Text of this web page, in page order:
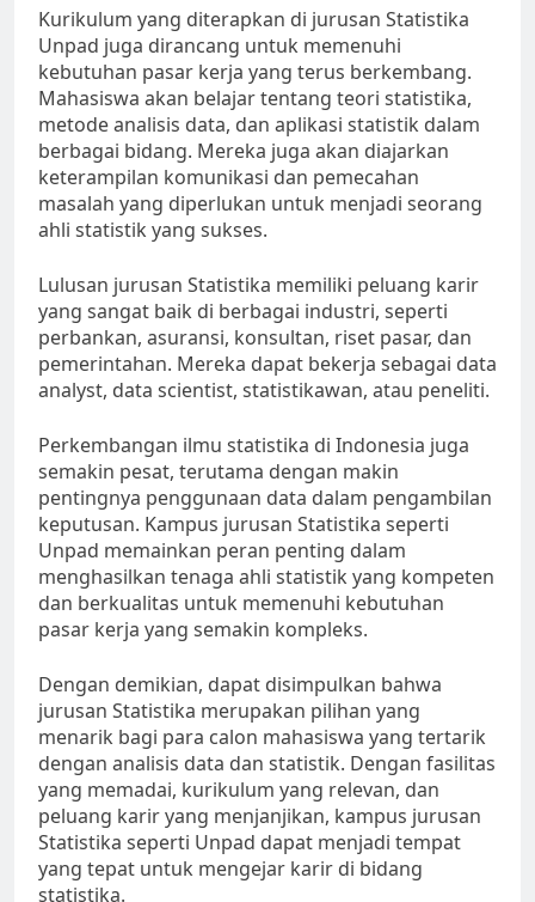
Kurikulum yang diterapkan di jurusan Statistika
Unpad juga dirancang untuk memenuhi
kebutuhan pasar kerja yang terus berkembang.
Mahasiswa akan belajar tentang teori statistika,
metode analisis data, dan aplikasi statistik dalam
berbagai bidang. Mereka juga akan diajarkan
keterampilan komunikasi dan pemecahan
masalah yang diperlukan untuk menjadi seorang
ahli statistik yang sukses.
Lulusan jurusan Statistika memiliki peluang karir
yang sangat baik di berbagai industri, seperti
perbankan, asuransi, konsultan, riset pasar, dan
pemerintahan. Mereka dapat bekerja sebagai data
analyst, data scientist, statistikawan, atau peneliti.
Perkembangan ilmu statistika di Indonesia juga
semakin pesat, terutama dengan makin
pentingnya penggunaan data dalam pengambilan
keputusan. Kampus jurusan Statistika seperti
Unpad memainkan peran penting dalam
menghasilkan tenaga ahli statistik yang kompeten
dan berkualitas untuk memenuhi kebutuhan
pasar kerja yang semakin kompleks.
Dengan demikian, dapat disimpulkan bahwa
jurusan Statistika merupakan pilihan yang
menarik bagi para calon mahasiswa yang tertarik
dengan analisis data dan statistik. Dengan fasilitas
yang memadai, kurikulum yang relevan, dan
peluang karir yang menjanjikan, kampus jurusan
Statistika seperti Unpad dapat menjadi tempat
yang tepat untuk mengejar karir di bidang
statistika.